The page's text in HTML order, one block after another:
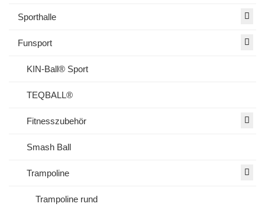
Sporthalle
Funsport
KIN-Ball® Sport
TEQBALL®
Fitnesszubehör
Smash Ball
Trampoline
Trampoline rund